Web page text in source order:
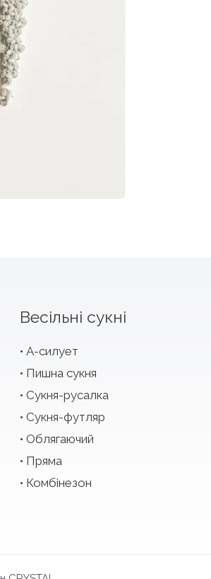
Весільні сукні
А-силует
Пишна сукня
Сукня-русалка
Сукня-футляр
Облягаючий
Пряма
Комбінезон